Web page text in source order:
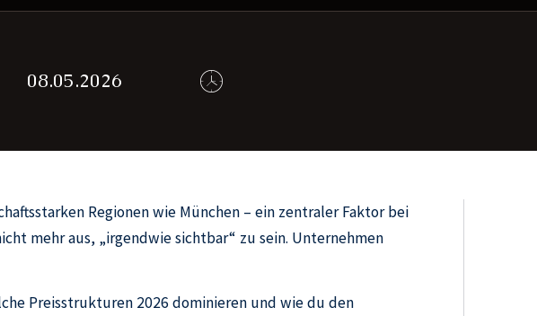
08.05.2026
Regionen wie München – ein zentraler Faktor bei
mehr aus, „irgendwie sichtbar“ zu sein. Unternehmen
Preisstrukturen 2026 dominieren und wie du den